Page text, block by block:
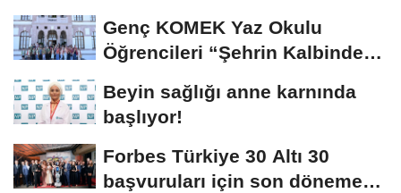
Genç KOMEK Yaz Okulu
Öğrencileri “Şehrin Kalbinde
Beyin sağlığı anne karnında
başlıyor!
Forbes Türkiye 30 Altı 30
başvuruları için son dönemece